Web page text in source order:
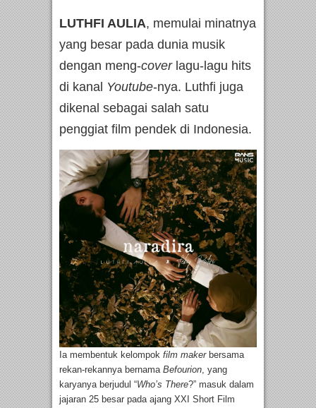
LUTHFI AULIA, memulai minatnya
yang besar pada dunia musik
dengan meng-coverlagu-lagu hits
di kanal Youtube-nya. Luthfi juga
dikenal sebagai salah satu
penggiat film pendek di Indonesia.
Ia membentuk kelompok film makerbersama
rekan-rekannya bernama Befourion, yang
karyanya berjudul “Who’s There?” masuk dalam
jajaran 25 besar pada ajang XXI Short Film